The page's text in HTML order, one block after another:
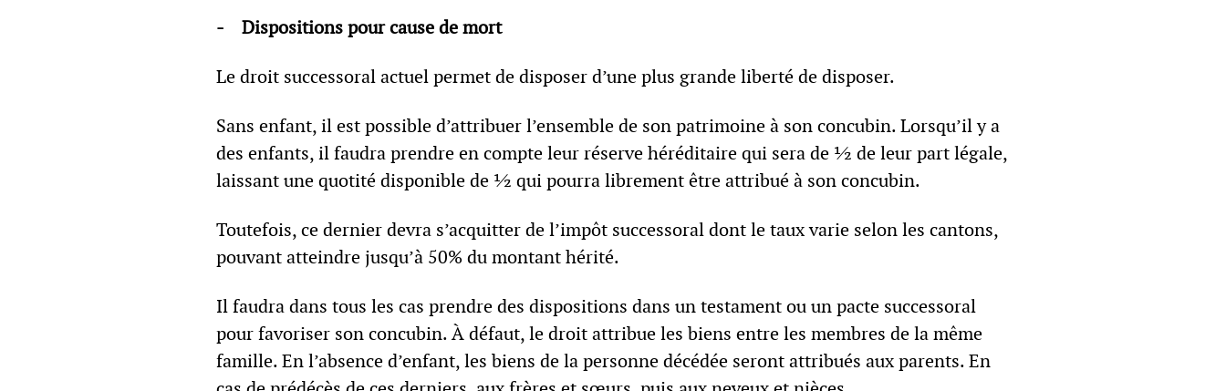
- Dispositions pour cause de mort
Le droit successoral actuel permet de disposer d’une plus grande liberté de disposer.
Sans enfant, il est possible d’attribuer l’ensemble de son patrimoine à son concubin. Lorsqu’il y a
des enfants, il faudra prendre en compte leur réserve héréditaire qui sera de ½ de leur part légale,
laissant une quotité disponible de ½ qui pourra librement être attribué à son concubin.
Toutefois, ce dernier devra s’acquitter de l’impôt successoral dont le taux varie selon les cantons,
pouvant atteindre jusqu’à 50% du montant hérité.
Il faudra dans tous les cas prendre des dispositions dans un testament ou un pacte successoral
pour favoriser son concubin. À défaut, le droit attribue les biens entre les membres de la même
famille. En l’absence d’enfant, les biens de la personne décédée seront attribués aux parents. En